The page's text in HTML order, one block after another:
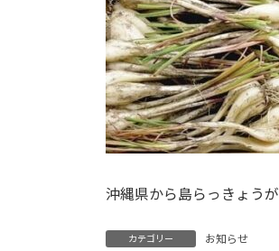
沖縄県から島らっきょうが
カテゴリー お知らせ